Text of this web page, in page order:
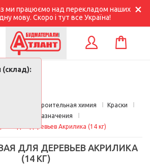
ми працюємо над перекладом наших
мову. Скоро і тут все Україна!
(склад):
КОРЗИНА
лаки, клеи, строительная химия
Краски
Краски спецназначения
для деревьев Акрилика (14 кг)
ДЛЯ ДЕРЕВЬЕВ АКРИЛИКА
(14 КГ)